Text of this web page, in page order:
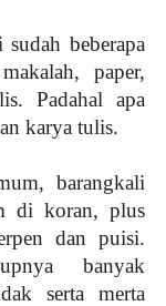
beberapa
paper,
Padahal apa
karya tulis.
barangkali
di koran, plus
dan puisi.
banyak
serta merta